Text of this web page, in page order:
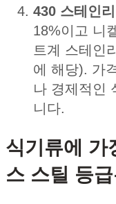
430 스테인
18%이고 니
트계 스테인
에 해당). 가
나 경제적인
니다.
식기류에 가
스 스틸 등